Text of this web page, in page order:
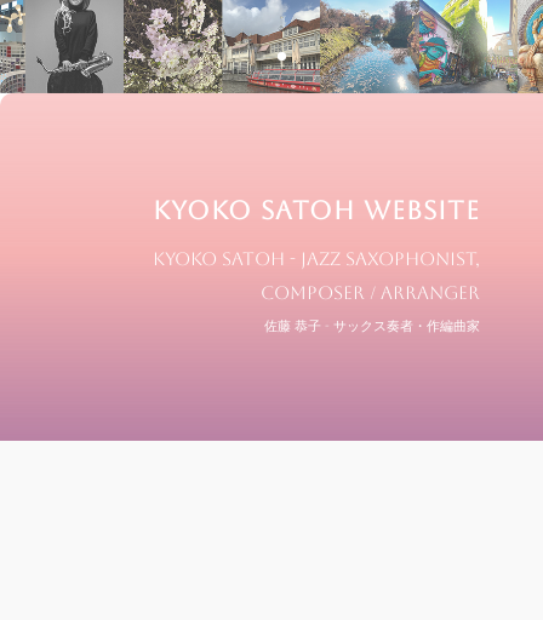
KYOKO SATOH WEBSITE
KYOKO SATOH - Jazz Saxophonist,
Composer / Arranger
佐藤 恭子 - サックス奏者・作編曲家